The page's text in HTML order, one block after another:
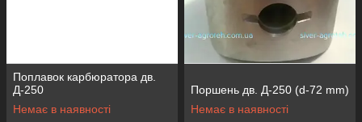
Поплавок карбюратора дв.
Д-250
Немає в наявності
Поршень дв. Д-250 (d-72 mm)
Немає в наявності